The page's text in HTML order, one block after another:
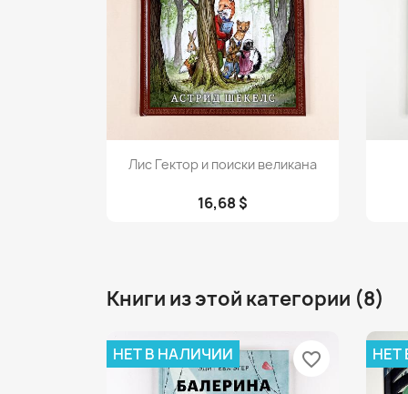
Просмотр
Лис Гектор и поиски великана
16,68 $
Книги из этой категории (8)
НЕТ В НАЛИЧИИ favorite_border НЕТ